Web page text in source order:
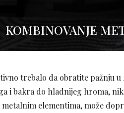
KOMBINOVANJE
trebalo da obratite pažnju u
i bakra do hladnijeg hroma,
elementima, može